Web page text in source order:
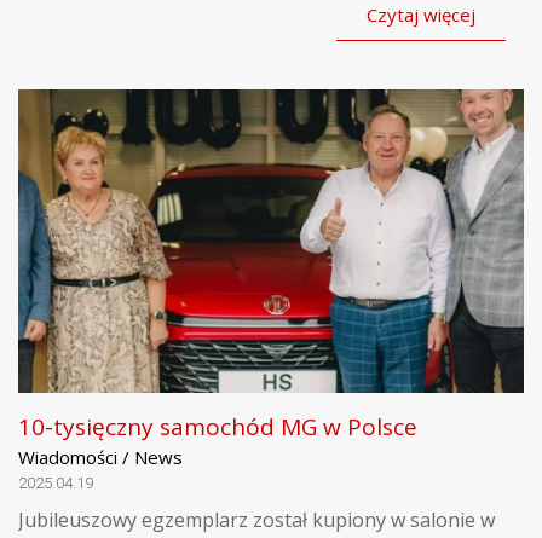
Czytaj więcej
10-tysięczny samochód MG w Polsce
Wiadomości / News
2025.04.19
Jubileuszowy egzemplarz został kupiony w salonie w